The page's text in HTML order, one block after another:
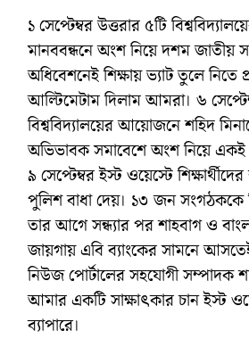
১ সেপ্টেম্বর উত্তরার ৫টি
মানববন্ধনে অংশ নিয়ে দশম জাতীয়
অধিবেশনেই শিক্ষায় ভ্যাট তুলে নিতে
আল্টিমেটাম দিলাম আমরা। ৬
বিশ্ববিদ্যালয়ের আয়োজনে শহিদ
অভিভাবক সমাবেশে অংশ নিয়ে একই
৯ সেপ্টেম্বর ইস্ট ওয়েস্টে শিক্ষার্থীদের
পুলিশ বাধা দেয়। ১৩ জন সংগঠককে
তার আগে সন্ধ্যার পর শাহবাগ ও
জায়গায় এবি ব্যাংকের সামনে
নিউজ পোর্টালের সহযোগী সম্পাদক
আমার একটি সাক্ষাৎকার চান ইস্ট
ব্যাপারে।